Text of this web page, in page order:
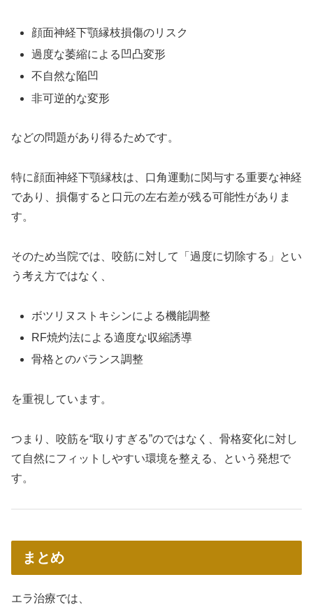
顔面神経下顎縁枝損傷のリスク
過度な萎縮による凹凸変形
不自然な陥凹
非可逆的な変形
などの問題があり得るためです。
特に顔面神経下顎縁枝は、口角運動に関与する重要な神経
であり、損傷すると口元の左右差が残る可能性がありま
す。
そのため当院では、咬筋に対して「過度に切除する」とい
う考え方ではなく、
ボツリヌストキシンによる機能調整
RF焼灼法による適度な収縮誘導
骨格とのバランス調整
を重視しています。
つまり、咬筋を“取りすぎる”のではなく、骨格変化に対し
て自然にフィットしやすい環境を整える、という発想で
す。
まとめ
エラ治療では、